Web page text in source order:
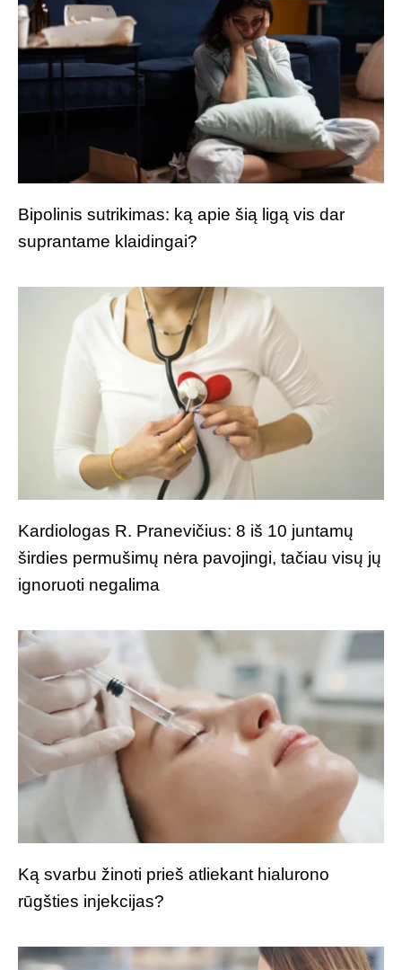
Bipolinis sutrikimas: ką apie šią ligą vis dar
suprantame klaidingai?
Kardiologas R. Pranevičius: 8 iš 10 juntamų
širdies permušimų nėra pavojingi, tačiau visų jų
ignoruoti negalima
Ką svarbu žinoti prieš atliekant hialurono
rūgšties injekcijas?